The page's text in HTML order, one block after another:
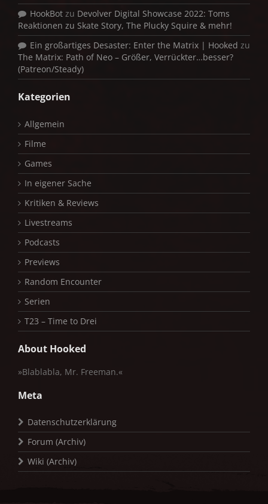
HookBot zu Devolver Digital Showcase 2022: Toms
Reaktionen zu Skate Story, The Plucky Squire & mehr!
Ein großartiges Desaster: Enter the Matrix | Hooked zu
The Matrix: Path of Neo – Größer, Verrückter…besser?
(Patreon/Steady)
Kategorien
Allgemein
Filme
Games
In eigener Sache
Kritiken & Reviews
Livestreams
Podcasts
Previews
Random Encounter
Serien
T23 – Time to Drei
About Hooked
»Blablabla, Mr. Freeman.«
Meta
Datenschutzerklärung
Forum (Archiv)
Wiki (Archiv)